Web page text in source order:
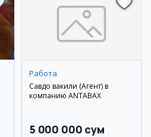
Работа
Савдо вакили (Агент) в
компанию ANTABAX
5 000 000 сум